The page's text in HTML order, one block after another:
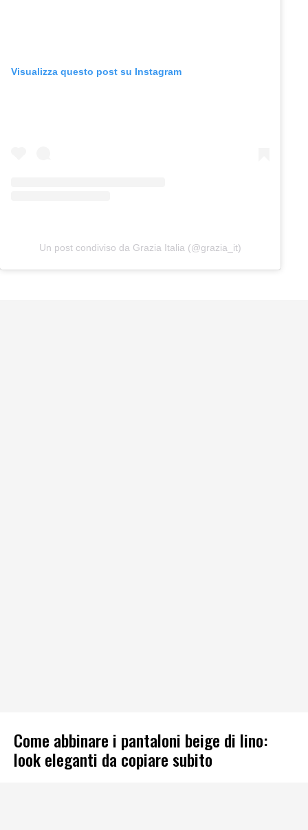
Visualizza questo post su Instagram
Un post condiviso da Grazia Italia (@grazia_it)
Come abbinare i pantaloni beige di lino:
look eleganti da copiare subito